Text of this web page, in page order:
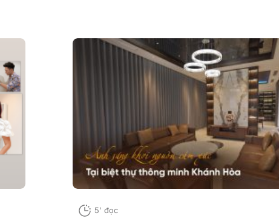
5' đọc